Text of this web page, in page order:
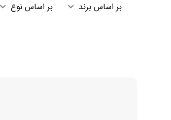
بر اساس برند بر اساس نوع